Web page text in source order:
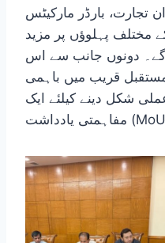
تجارت، بارڈر مارکیٹس
مختلف پہلوؤں پر مزید
گے۔ دونوں جانب سے اس
مستقبل قریب میں باہمی
شکل دینے کیلئے ایک